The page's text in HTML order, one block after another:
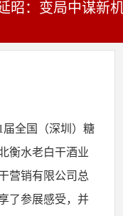
昭：变局中谋
届全国（深圳）糖
衡水老白干酒业
营销有限公司总
了参展感受，并